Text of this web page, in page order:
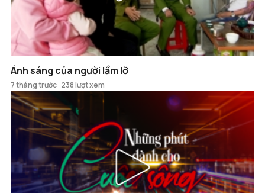
Ánh sáng của người lầm lỡ
7 tháng trước 238 lượt xem